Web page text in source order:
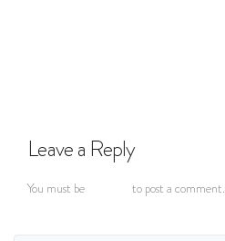
Leave a Reply
You must be to post a comment.